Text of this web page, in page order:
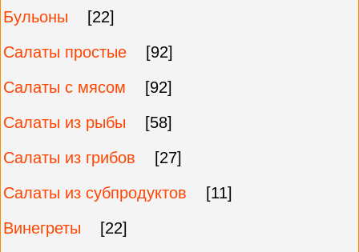
Бульоны
[22]
Салаты простые
[92]
Салаты с мясом
[92]
Салаты из рыбы
[58]
Салаты из грибов
[27]
Салаты из субпродуктов
[11]
Винегреты
[22]